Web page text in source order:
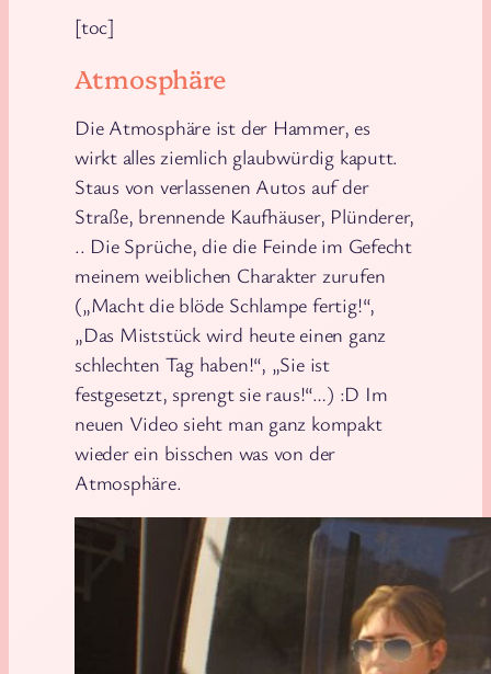
[toc]
Atmosphäre
Die Atmosphäre ist der Hammer, es
wirkt alles ziemlich glaubwürdig kaputt.
Staus von verlassenen Autos auf der
Straße, brennende Kaufhäuser, Plünderer,
.. Die Sprüche, die die Feinde im Gefecht
meinem weiblichen Charakter zurufen
(„Macht die blöde Schlampe fertig!“,
„Das Miststück wird heute einen ganz
schlechten Tag haben!“, „Sie ist
festgesetzt, sprengt sie raus!“…) :D Im
neuen Video sieht man ganz kompakt
wieder ein bisschen was von der
Atmosphäre.